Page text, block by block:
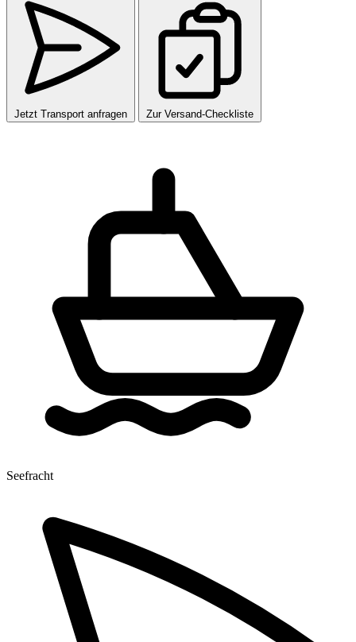
Jetzt Transport anfragen Zur Versand-Checkliste
Seefracht